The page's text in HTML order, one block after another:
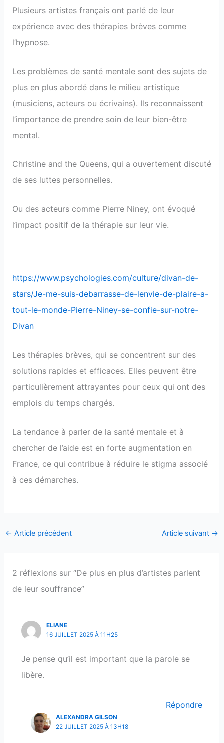
Plusieurs artistes français ont parlé de leur
expérience avec des thérapies brèves comme
l’hypnose.
Les problèmes de santé mentale sont des sujets de
plus en plus abordé dans le milieu artistique
(musiciens, acteurs ou écrivains). Ils reconnaissent
l’importance de prendre soin de leur bien-être
mental.
Christine and the Queens, qui a ouvertement discuté
de ses luttes personnelles.
Ou des acteurs comme Pierre Niney, ont évoqué
l’impact positif de la thérapie sur leur vie.
https://www.psychologies.com/culture/divan-de-
stars/Je-me-suis-debarrasse-de-lenvie-de-plaire-a-
tout-le-monde-Pierre-Niney-se-confie-sur-notre-
Divan
Les thérapies brèves, qui se concentrent sur des
solutions rapides et efficaces. Elles peuvent être
particulièrement attrayantes pour ceux qui ont des
emplois du temps chargés.
La tendance à parler de la santé mentale et à
chercher de l’aide est en forte augmentation en
France, ce qui contribue à réduire le stigma associé
à ces démarches.
← Article précédent Article suivant →
2 réflexions sur “De plus en plus d’artistes parlent
de leur souffrance”
ELIANE
16 JUILLET 2025 À 11H25
Je pense qu’il est important que la parole se
libère.
Répondre
ALEXANDRA GILSON
22 JUILLET 2025 À 13H18